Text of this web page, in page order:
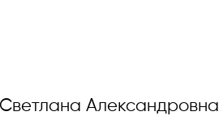
Александровна